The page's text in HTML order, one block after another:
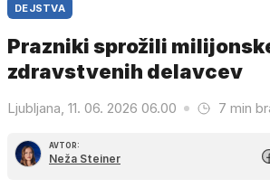
DEJSTVA
Prazniki sprožili
zdravstvenih delavcev
Ljubljana, 11. 06. 2026 06.00 7 min
AVTOR:
Neža Steiner